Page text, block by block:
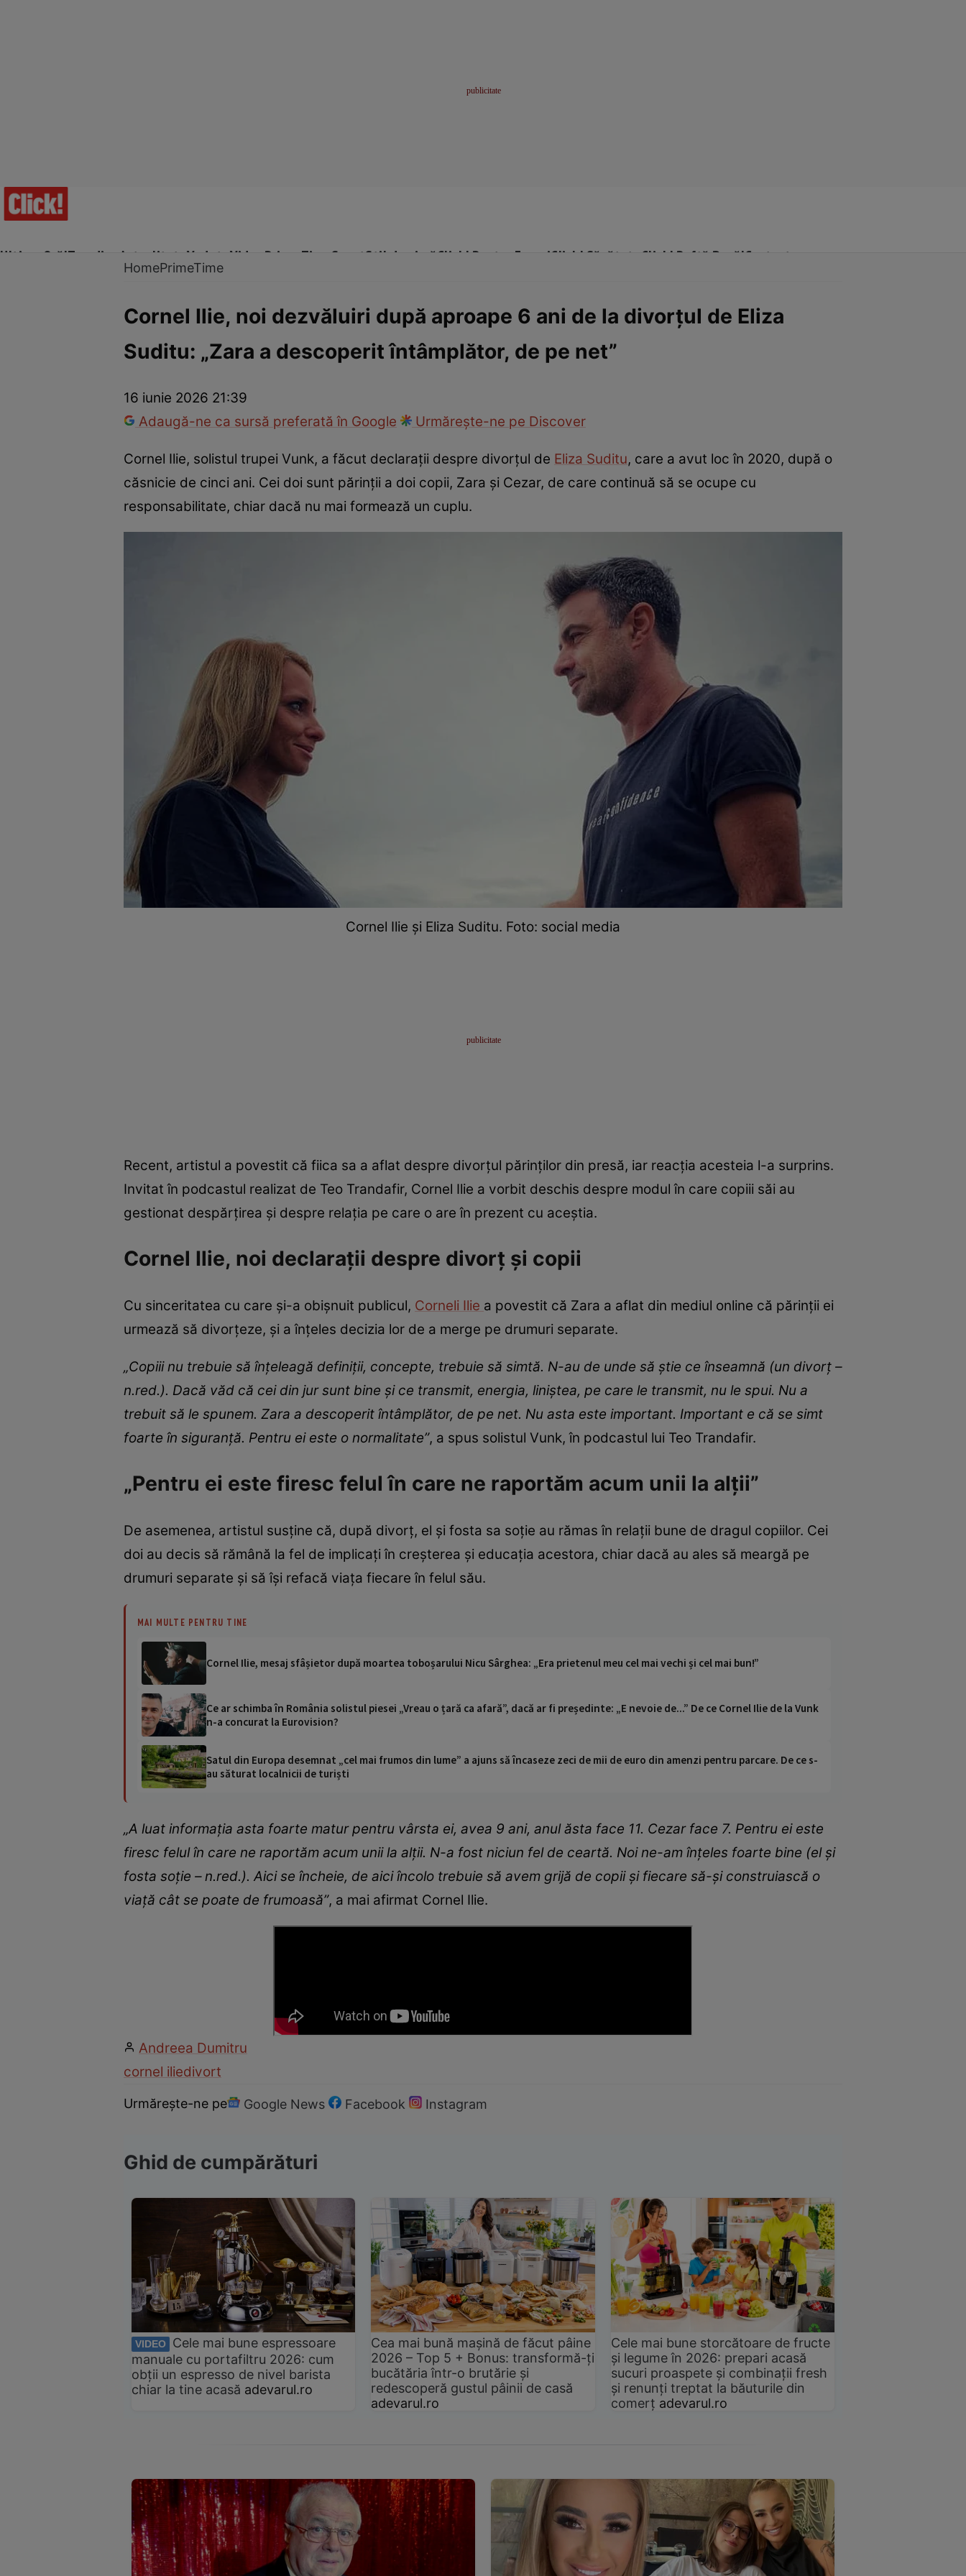
Ultima Oră!Trending Actualitate Vedete Video Prime Time SportStil de viațăClick! Pentru FemeiClick! Sănătate Click! Poftă Bună!Contact
Românii au talent Survivor RomâniaChefi la cuțiteEurovison
HomePrimeTime
Cornel Ilie, noi dezvăluiri după aproape 6 ani de la divorțul de Eliza
Suditu: „Zara a descoperit întâmplător, de pe net”
16 iunie 2026 21:39
Adaugă-ne ca sursă preferată în Google
Urmărește-ne pe Discover
Cornel Ilie, solistul trupei Vunk, a făcut declarații despre divorțul de Eliza Suditu, care a avut loc în 2020, după o
căsnicie de cinci ani. Cei doi sunt părinții a doi copii, Zara și Cezar, de care continuă să se ocupe cu
responsabilitate, chiar dacă nu mai formează un cuplu.
Cornel Ilie și Eliza Suditu. Foto: social media
Recent, artistul a povestit că fiica sa a aflat despre divorțul părinților din presă, iar reacția acesteia l-a surprins.
Invitat în podcastul realizat de Teo Trandafir, Cornel Ilie a vorbit deschis despre modul în care copiii săi au
gestionat despărțirea și despre relația pe care o are în prezent cu aceștia.
Cornel Ilie, noi declarații despre divorț și copii
Cu sinceritatea cu care și-a obișnuit publicul, Corneli Ilie a povestit că Zara a aflat din mediul online că părinții ei
urmează să divorțeze, și a înțeles decizia lor de a merge pe drumuri separate.
„Copiii nu trebuie să înțeleagă definiții, concepte, trebuie să simtă. N-au de unde să știe ce înseamnă (un divorț –
n.red.). Dacă văd că cei din jur sunt bine și ce transmit, energia, liniștea, pe care le transmit, nu le spui. Nu a
trebuit să le spunem. Zara a descoperit întâmplător, de pe net. Nu asta este important. Important e că se simt
foarte în siguranță. Pentru ei este o normalitate”, a spus solistul Vunk, în podcastul lui Teo Trandafir.
„Pentru ei este firesc felul în care ne raportăm acum unii la alții”
De asemenea, artistul susține că, după divorț, el și fosta sa soție au rămas în relații bune de dragul copiilor. Cei
doi au decis să rămână la fel de implicați în creșterea și educația acestora, chiar dacă au ales să meargă pe
drumuri separate și să își refacă viața fiecare în felul său.
MAI MULTE PENTRU TINE
Cornel Ilie, mesaj sfâșietor după moartea toboșarului Nicu Sârghea: „Era prietenul meu cel mai vechi și cel mai bun!”
Ce ar schimba în România solistul piesei „Vreau o țară ca afară”, dacă ar fi președinte: „E nevoie de...” De ce Cornel Ilie de la Vunk
n-a concurat la Eurovision?
Satul din Europa desemnat „cel mai frumos din lume” a ajuns să încaseze zeci de mii de euro din amenzi pentru parcare. De ce s-
au săturat localnicii de turiști
„A luat informația asta foarte matur pentru vârsta ei, avea 9 ani, anul ăsta face 11. Cezar face 7. Pentru ei este
firesc felul în care ne raportăm acum unii la alții. N-a fost niciun fel de ceartă. Noi ne-am înțeles foarte bine (el și
fosta soție – n.red.). Aici se încheie, de aici încolo trebuie să avem grijă de copii și fiecare să-și construiască o
viață cât se poate de frumoasă”, a mai afirmat Cornel Ilie.
Andreea Dumitru
cornel iliedivort
Urmărește-ne pe Google News Facebook Instagram
Ghid de cumpărături
VIDEO
Cele mai bune espressoare
manuale cu portafiltru 2026: cum
obții un espresso de nivel barista
chiar la tine acasă adevarul.ro
Cea mai bună mașină de făcut pâine
2026 – Top 5 + Bonus: transformă-ți
bucătăria într-o brutărie și
redescoperă gustul pâinii de casă
adevarul.ro
Cele mai bune storcătoare de fructe
și legume în 2026: prepari acasă
sucuri proaspete și combinații fresh
și renunți treptat la băuturile din
comerț adevarul.ro